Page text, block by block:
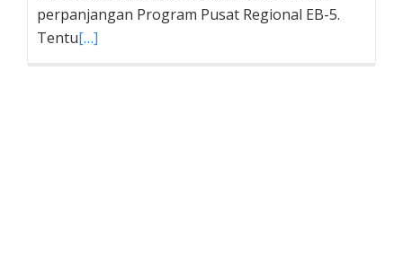
perpanjangan Program Pusat Regional EB-5.
Tentu[…]